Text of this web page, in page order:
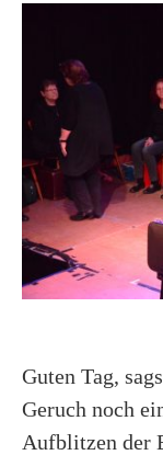
Guten Tag,
Geruch noch
Aufblitzen der